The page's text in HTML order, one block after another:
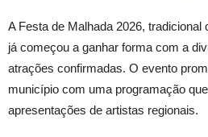
A Festa de Malhada 2026, tradicional
já começou a ganhar forma com a
atrações confirmadas. O evento
município com uma programação
apresentações de artistas regionais.